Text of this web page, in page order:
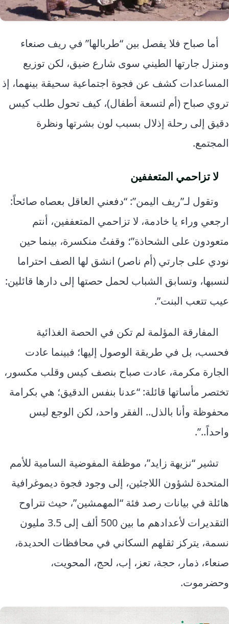
أما صباح فلا يفصل بين “طربالها” في ريف صنعاء
ومنزل جارتها الطيني سوى شارع ضيق، لكن توزيع
المساعدات كشف عن فجوة اجتماعية سحيقة بينهما، إذ
تروي صباح (أم لتسعة أطفال)، كيف تحول طلب كيس
دقيق إلى رحلة إذلال بسبب لون بشرتها ونظرة
المجتمع.
لا تزاحمي المتعففين
وتقول لـ”ريف اليمن”: “دفعني العاقل بعصاه صائحاً:
ارجعي وراء يا خادمة، لا تزاحمي المتعففين، أنتم
متعودون على الشحاذة”؛ وقفتُ منكسرة، بينما حين
نودي على جارتي (أم ناصر) انشق لها الصف احتراما
لنسبها، وتسابق الشباب لحمل حصتها إلى دارها قائلين:
عيب تتعب البنت”.
المفارقة المؤلمة لم تكن في الحصة الغذائية
فحسب، بل في طريقة الوصول إليها؛ فبينما عادت
الجارة مكرمة، عادت صباح بنصف كيس وقلب مكسور،
تختصر مأساتها قائلة: “عدنا بنفس الدقيق؛ هي بكرامة
محفوظة وأنا بالذل.. الفقر واحد، لكن الوجع ليس
واحداً..”.
تشير “نزيهة زايد”، موظفة المفوضية السامية للأمم
المتحدة لشؤون اللاجئين، إلى وجود فجوة ديموغرافية
هائلة في بيانات رصد فئة “المهمشين”، حيث تتراوح
التقديرات لأعدادهم ما بين 500 ألف إلى 3.5 مليون
نسمة، يتركز ثقلهم السكاني في محافظات الحديدة،
صنعاء، ذمار، حجة، تعز، إب، لحج، المحويت،
وحضرموت.